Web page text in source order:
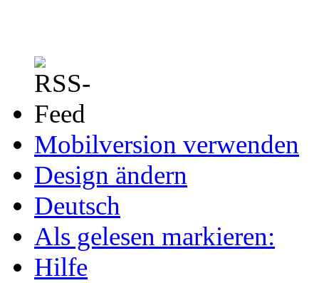
Mobilversion verwenden
Design ändern
Deutsch
Als gelesen markieren:
Hilfe